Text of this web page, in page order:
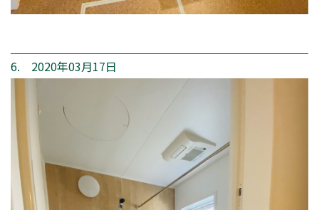
6. 2020年03月17日